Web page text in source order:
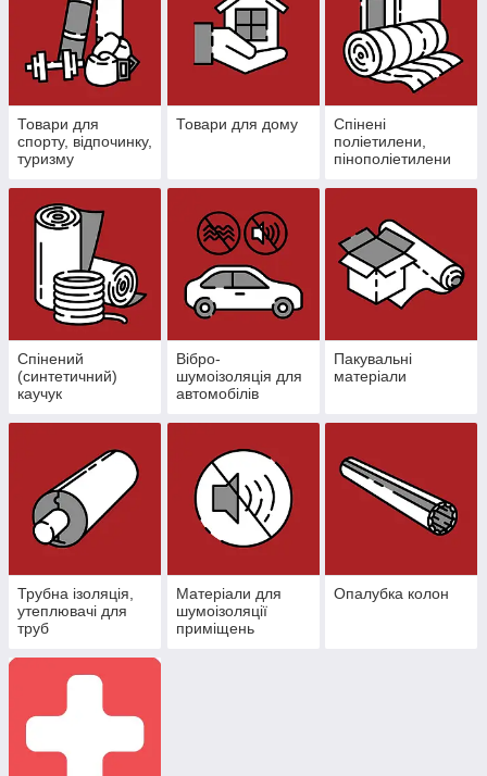
Товари для
спорту, відпочинку,
туризму
Товари для дому
Спінені
поліетилени,
пінополіетилени
Спінений
(синтетичний)
каучук
Вібро-
шумоізоляція для
автомобілів
Пакувальні
матеріали
Трубна ізоляція,
утеплювачі для
труб
Матеріали для
шумоізоляції
приміщень
Опалубка колон